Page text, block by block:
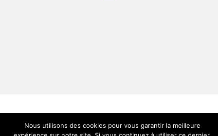
Nous utilisons des cookies pour vous garantir la meilleure